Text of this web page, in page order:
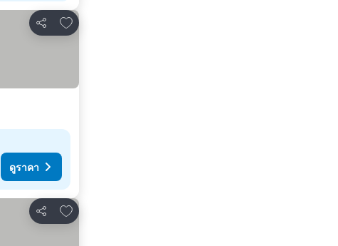
แชร์
เพิ่มในรายการโปรด
ดูราคา
แชร์
เพิ่มในรายการโปรด